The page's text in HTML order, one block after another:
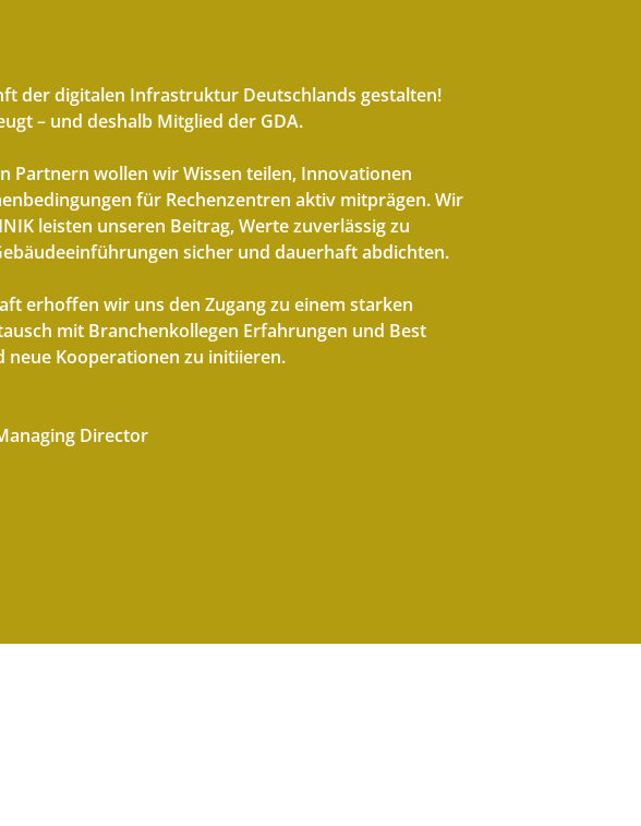
der digitalen Infrastruktur Deutschlands gestalten!
– und deshalb Mitglied der GDA.
Partnern wollen wir Wissen teilen, Innovationen
für Rechenzentren aktiv mitprägen. Wir
leisten unseren Beitrag, Werte zuverlässig zu
sicher und dauerhaft abdichten.
erhoffen wir uns den Zugang zu einem starken
mit Branchenkollegen Erfahrungen und Best
neue Kooperationen zu initiieren.
Director